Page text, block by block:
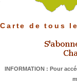
Carte de tous
INFORMATION : Pour